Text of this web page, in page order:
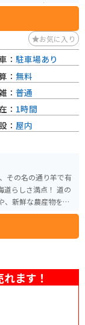
、ブランド米「ふっ
で、お土産に最適
たパンやスイーツ
いるので安心です。
設も点在していま
遊歩道が整備され
ンドふかがわを拠点
お気に入り
その名の通り羊で有
しさ満点！ 道の
、新鮮な農産物を販
特におすすめは、士
くジューシーな味
の乳製品も人気です。
す。道の駅周辺に
キャンプ場など、
施設や飲食店も充
す。
： 駐車場あり
： 無料
： 普通
： 1時間
： 屋内
ます！